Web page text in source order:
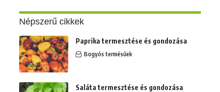
Népszerű cikkek
Paprika termesztése és gondozása
Bogyós termésűek
Saláta termesztése és gondozása